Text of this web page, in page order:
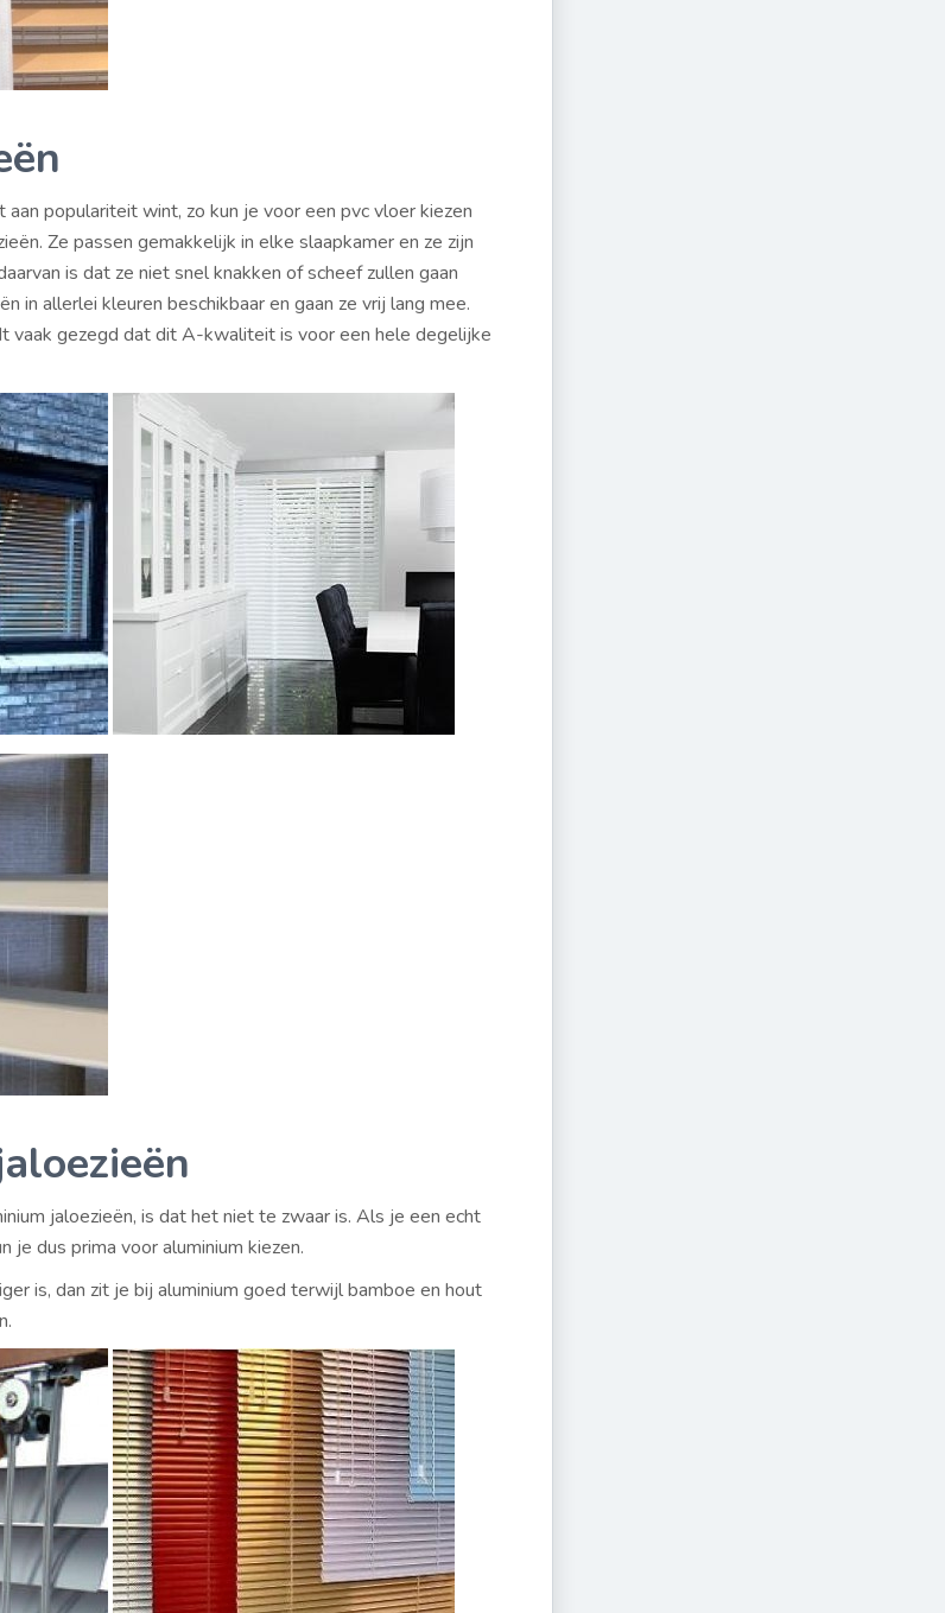
aan populariteit wint, zo kun je voor een pvc vloer kiezen
Ze passen gemakkelijk in elke slaapkamer en ze zijn
is dat ze niet snel knakken of scheef zullen gaan
in allerlei kleuren beschikbaar en gaan ze vrij lang mee.
vaak gezegd dat dit A-kwaliteit is voor een hele degelijke
jaloezieën, is dat het niet te zwaar is. Als je een echt
je dus prima voor aluminium kiezen.
is, dan zit je bij aluminium goed terwijl bamboe en hout